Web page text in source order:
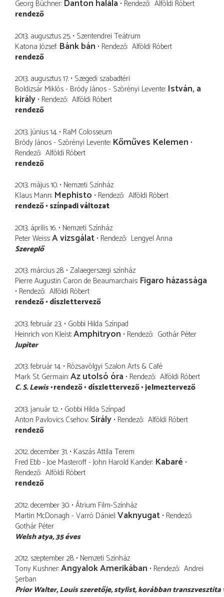
Georg Büchner Danton halála Rendező Alföldi Róbert
rendező
2013. augusztus 25. Szentendrei Teátrum
Katona József Bánk bán Rendező Alföldi Róbert
rendező
2013. augusztus 17. Szegedi szabadtéri
Boldizsár Miklós - Bródy János - Szörényi Levente István, a
király Rendező Alföldi Róbert
rendező
2013. június 14. RaM Colosseum
Bródy János - Szörényi Levente Kőműves Kelemen
Rendező Alföldi Róbert
rendező
2013. május 10. Nemzeti Színház
Klaus Mann Mephisto Rendező Alföldi Róbert
rendező színpadi változat
2013. április 16. Nemzeti Színház
Peter Weiss A vizsgálat Rendező Lengyel Anna
Szereplő
2013. március 28. Zalaegerszegi színház
Pierre Augustin Caron de Beaumarchais Figaro házassága
Rendező Alföldi Róbert
rendező díszlettervező
2013. február 23. Gobbi Hilda Színpad
Heinrich von Kleist Amphitryon Rendező Gothár Péter
Jupiter
2013. február 14. Rózsavölgyi Szalon Arts & Café
Mark St. Germain Az utolsó óra Rendező Alföldi Róbert
C. S. Lewis rendező díszlettervező jelmeztervező
2013. január 12. Gobbi Hilda Színpad
Anton Pavlovics Csehov Sirály Rendező Alföldi Róbert
rendező
2012. december 31. Kaszás Attila Terem
Fred Ebb - Joe Masteroff - John Harold Kander Kabaré
Rendező Alföldi Róbert
rendező
2012. december 30. Átrium Film-Színház
Martin McDonagh - Varró Dániel Vaknyugat Rendező
Gothár Péter
Welsh atya 35 éves
2012. szeptember 28. Nemzeti Színház
Tony Kushner Angyalok Amerikában Rendező Andrei
Şerban
Prior Walter Louis szeretője, stylist, korábban